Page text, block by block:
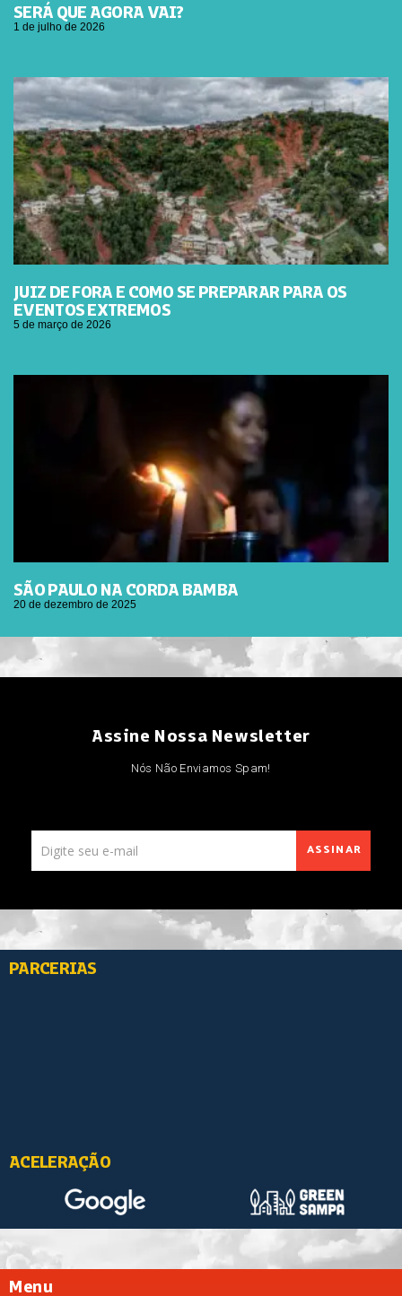
SERÁ QUE AGORA VAI?
1 de julho de 2026
JUIZ DE FORA E COMO SE PREPARAR PARA OS
EVENTOS EXTREMOS
5 de março de 2026
SÃO PAULO NA CORDA BAMBA
20 de dezembro de 2025
Assine Nossa Newsletter
Nós Não Enviamos Spam!
ASSINAR
PARCERIAS
ACELERAÇÃO
Menu